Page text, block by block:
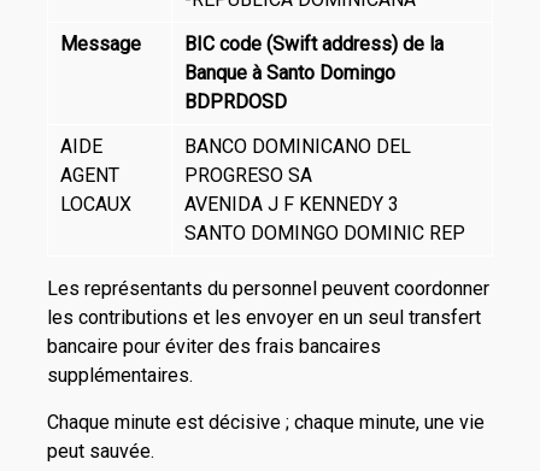
Message
BIC code (Swift address) de la
Banque à Santo Domingo
BDPRDOSD
AIDE
AGENT
LOCAUX
BANCO DOMINICANO DEL
PROGRESO SA
AVENIDA J F KENNEDY 3
SANTO DOMINGO DOMINIC REP
Les représentants du personnel peuvent coordonner
les contributions et les envoyer en un seul transfert
bancaire pour éviter des frais bancaires
supplémentaires.
Chaque minute est décisive ; chaque minute, une vie
peut sauvée.